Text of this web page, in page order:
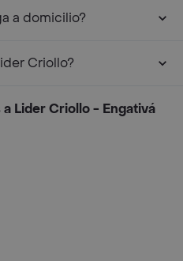
a domicilio?
Criollo?
Lider Criollo - Engativá